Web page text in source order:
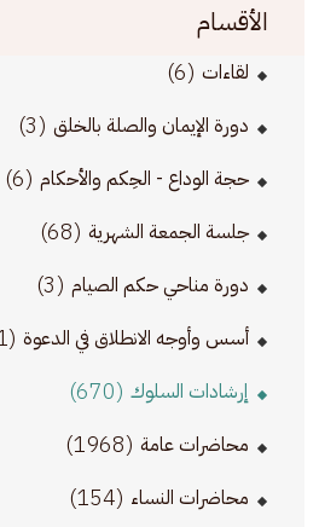
الأقسام
لقاءات (6)
دورة الإيمان والصلة بالخلق (3)
حجة الوداع - الحِكم والأحكام (6)
جلسة الجمعة الشهرية (68)
دورة مناحي حكم الصيام (3)
أسس وأوجه الانطلاق في الدعوة (71)
إرشادات السلوك (670)
محاضرات عامة (1968)
محاضرات النساء (154)